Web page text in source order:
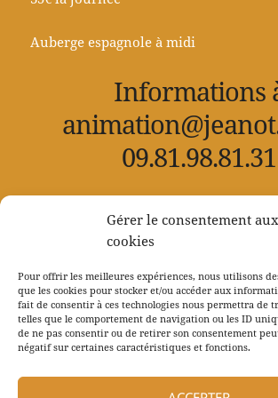
Gérer le consentement aux
cookies
Pour offrir les meilleures expériences, nous utilisons
que les cookies pour stocker et/ou accéder aux
fait de consentir à ces technologies nous permettra de
telles que le comportement de navigation ou les ID
de ne pas consentir ou de retirer son consentement
négatif sur certaines caractéristiques et fonctions.
Auberge espagnole à midi
Informations
09.81.98.81.31
Bulletin d’inscription
l’onglet « documents à
Navigation
PRÉCÉDENT
Article
précédent :
FORMATION : Autonomie